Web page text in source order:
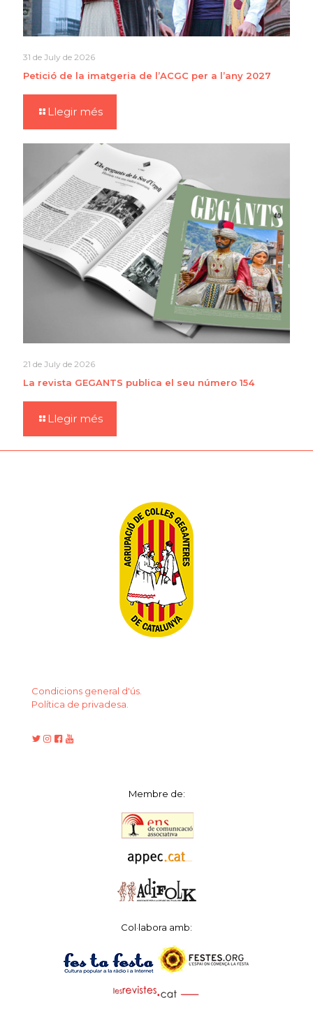
31 de July de 2026
Petició de la imatgeria de l’ACGC per a l’any 2027
Llegir més
21 de July de 2026
La revista GEGANTS publica el seu número 154
Llegir més
Condicions general d'ús.
Política de privadesa.
Membre de:
Col·labora amb: